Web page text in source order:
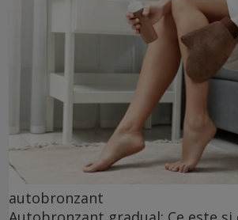
autobronzant